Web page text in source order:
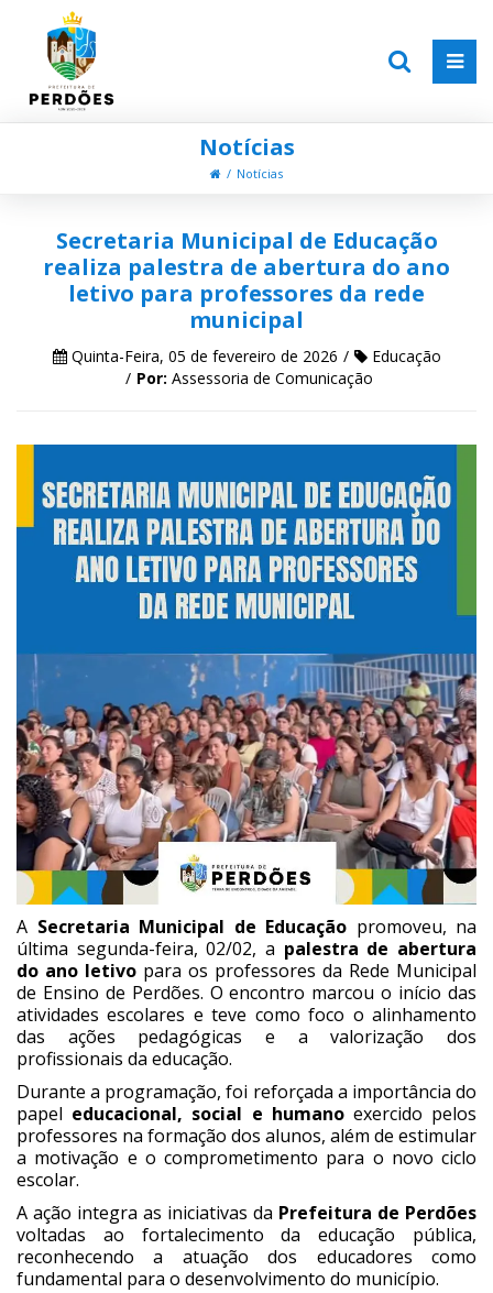
Notícias
Notícias
Secretaria Municipal de Educação
realiza palestra de abertura do ano
letivo para professores da rede
municipal
Quinta-Feira, 05 de fevereiro de 2026
Educação
Por: Assessoria de Comunicação
A Secretaria Municipal de Educação promoveu, na
última segunda-feira, 02/02, a palestra de abertura
do ano letivo para os professores da Rede Municipal
de Ensino de Perdões. O encontro marcou o início das
atividades escolares e teve como foco o alinhamento
das ações pedagógicas e a valorização dos
profissionais da educação.
Durante a programação, foi reforçada a importância do
papel educacional, social e humanoexercido pelos
professores na formação dos alunos, além de estimular
a motivação e o comprometimento para o novo ciclo
escolar.
A ação integra as iniciativas da Prefeitura de Perdões
voltadas ao fortalecimento da educação pública,
reconhecendo a atuação dos educadores como
fundamental para o desenvolvimento do município.